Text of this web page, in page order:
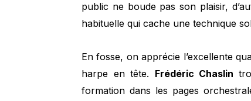
public ne boude pas son plaisir,
habituelle qui cache une technique
En fosse, on apprécie l’excellente
harpe en tête. Frédéric Chaslin
formation dans les pages